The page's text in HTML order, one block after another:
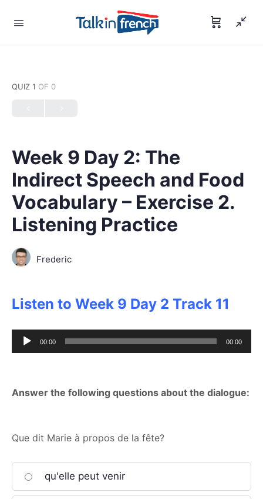
QUIZ 1 OF 0
Week 9 Day 2: The
Indirect Speech and Food
Vocabulary – Exercise 2.
Listening Practice
Frederic
Listen to Week 9 Day 2 Track 11
Audio
Player
00:00 00:00
Answer the following questions about the dialogue:
Que dit Marie à propos de la fête?
qu'elle peut venir